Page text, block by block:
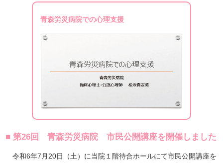
青森労災病院での心理支援
■ 第26回 青森労災病院 市民公開講座を開催しました
令和6年7月20日（土）に当院１階待合ホールにて市民公開講座を